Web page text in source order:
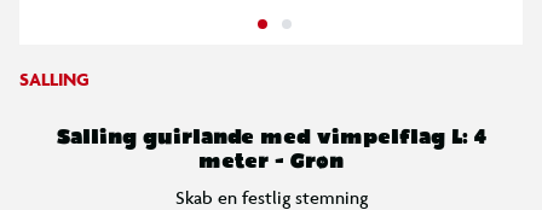
SALLING
Salling guirlande med vimpelflag L: 4
meter - Grøn
Skab en festlig stemning